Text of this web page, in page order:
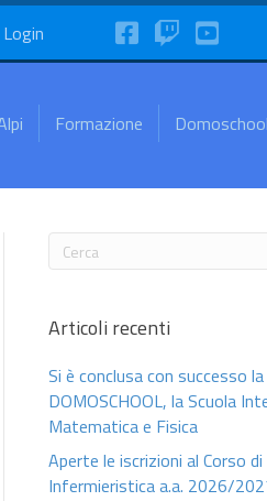
Login FaceBookTwitchYouTube
Formazione Domoschool
Articoli recenti
Si è conclusa con successo
DOMOSCHOOL, la Scuola
Matematica e Fisica
Aperte le iscrizioni al Corso
Infermieristica a.a. 2026/